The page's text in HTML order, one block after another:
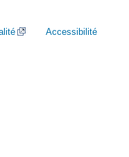
Accessibilité